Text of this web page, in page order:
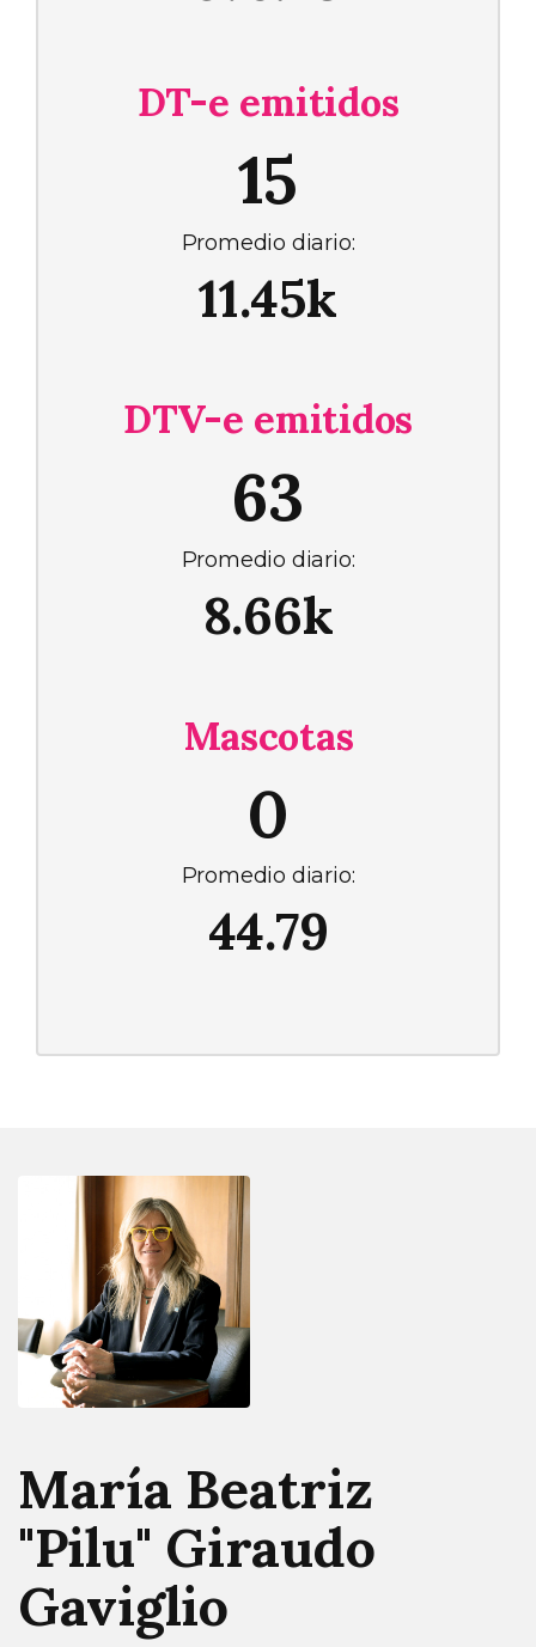
DT-e emitidos
15
Promedio diario:
11.45k
DTV-e emitidos
63
Promedio diario:
8.66k
Mascotas
0
Promedio diario:
44.79
María Beatriz
"Pilu" Giraudo
Gaviglio